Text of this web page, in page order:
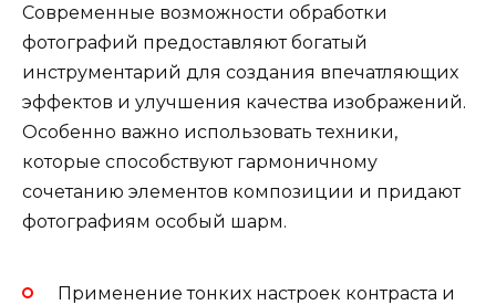
Современные возможности обработки
фотографий предоставляют богатый
инструментарий для создания впечатляющих
эффектов и улучшения качества изображений.
Особенно важно использовать техники,
которые способствуют гармоничному
сочетанию элементов композиции и придают
фотографиям особый шарм.
Применение тонких настроек контраста и